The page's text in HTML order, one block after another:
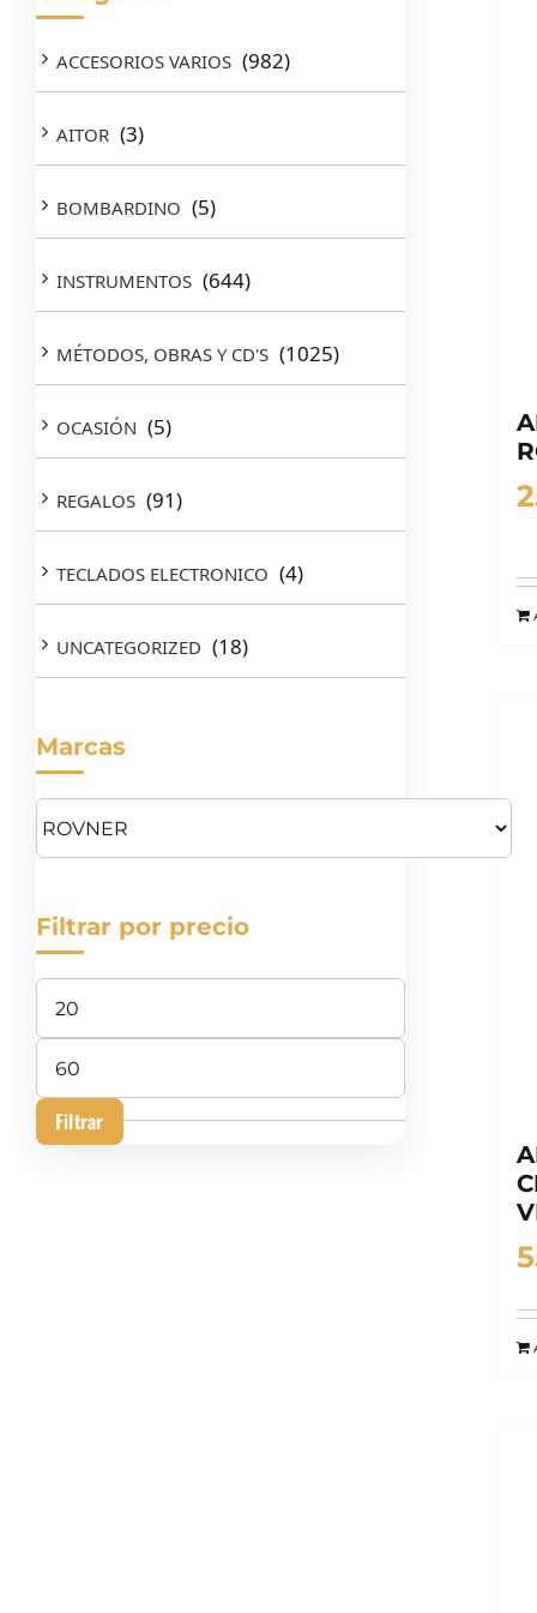
ACCESORIOS VARIOS (982)
AITOR (3)
BOMBARDINO (5)
INSTRUMENTOS (644)
MÉTODOS, OBRAS Y CD'S (1025)
OCASIÓN (5)
REGALOS (91)
TECLADOS ELECTRONICO (4)
UNCATEGORIZED (18)
Marcas
Filtrar por precio
Precio
mínimo
Precio
máximo
Filtrar